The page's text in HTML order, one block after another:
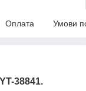
Оплата Умови
38841.